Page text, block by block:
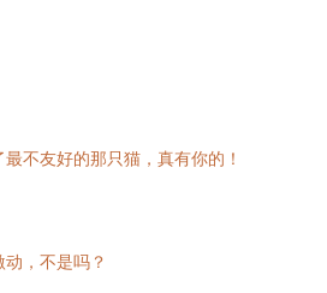
不友好的那只猫，真有你的！
，不是吗？